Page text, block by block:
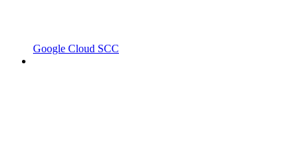
Google Cloud SCC